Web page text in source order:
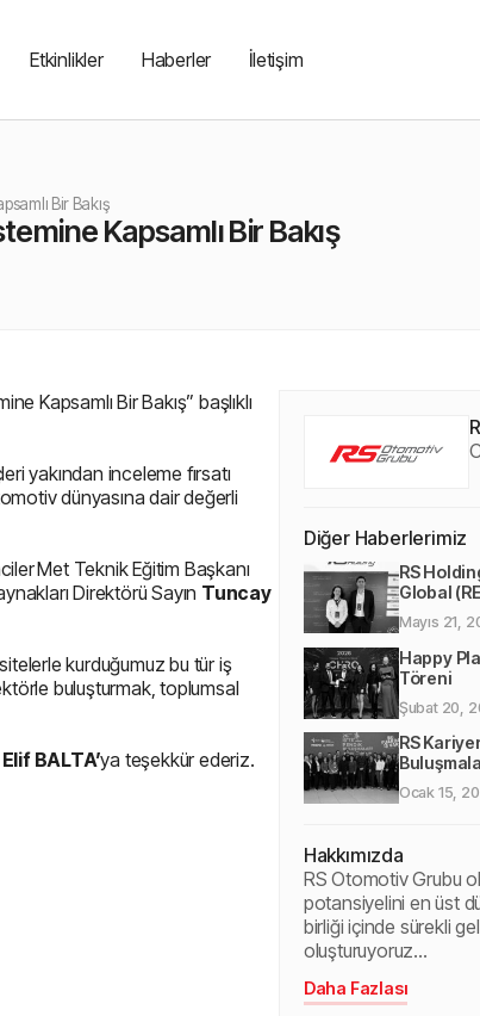
Etkinlikler Haberler İletişim
Bir Bakış
Kapsamlı Bir Bakış
Kapsamlı Bir Bakış” başlıklı
yakından inceleme fırsatı
dünyasına dair değerli
Met Teknik Eğitim Başkanı
Direktörü Sayın Tuncay
kurduğumuz bu tür iş
buluşturmak, toplumsal
BALTA’ya teşekkür ederiz.
Diğer Haberlerimiz
RS
Global
Mayıs 21,
Happy
Töreni
Şubat 20,
RS
Ocak 15,
Hakkımızda
RS Otomotiv Grubu
potansiyelini en üst
birliği içinde sürekli
oluşturuyoruz…
Daha Fazlası